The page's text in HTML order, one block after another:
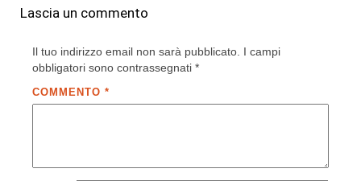
Lascia un commento
Il tuo indirizzo email non sarà pubblicato. I campi
obbligatori sono contrassegnati *
COMMENTO *